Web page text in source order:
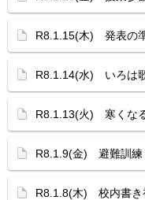
R8.1.15(木) 発表の
R8.1.14(水) いろは
R8.1.13(火) 寒くな
R8.1.9(金) 避難訓練
R8.1.8(木) 校内書き